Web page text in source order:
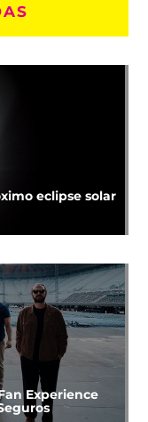
eclipse solar
Experience